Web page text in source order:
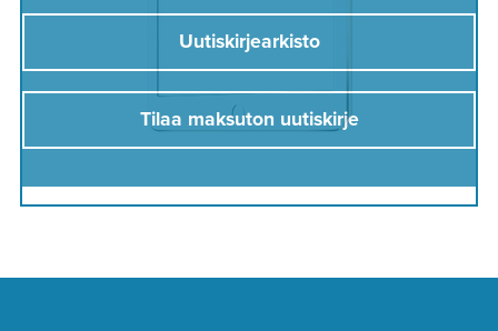
Uutiskirjearkisto
Tilaa maksuton uutiskirje